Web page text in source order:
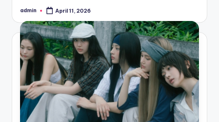
Posted
admin April 11, 2026